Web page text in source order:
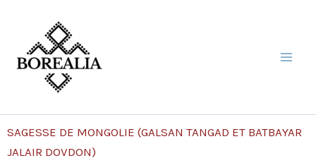
contenu
SAGESSE DE MONGOLIE (GALSAN TANGAD ET BATBAYAR
JALAIR DOVDON)